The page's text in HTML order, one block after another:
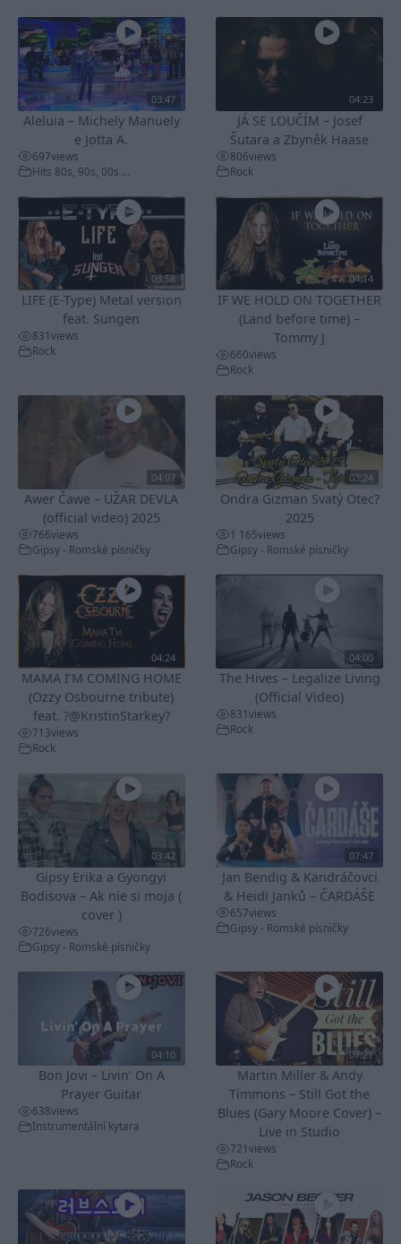
03:47
Aleluia – Michely Manuely
e Jotta A.
697views
Hits 80s, 90s, 00s ...
04:23
JÁ SE LOUČÍM – Josef
Šutara a Zbyněk Haase
806views
Rock
03:58
LIFE (E-Type) Metal version
feat. Sungen
831views
Rock
04:14
IF WE HOLD ON TOGETHER
(Land before time) –
Tommy J
660views
Rock
04:07
Awer Čawe – UŽAR DEVLA
(official video) 2025
766views
Gipsy - Romské písničky
03:24
Ondra Gizman Svatý Otec?
2025
1 165views
Gipsy - Romské písničky
04:24
MAMA I’M COMING HOME
(Ozzy Osbourne tribute)
feat. ?@KristinStarkey?
713views
Rock
04:00
The Hives – Legalize Living
(Official Video)
831views
Rock
03:42
Gipsy Erika a Gyongyi
Bodisova – Ak nie si moja (
cover )
726views
Gipsy - Romské písničky
07:47
Jan Bendig & Kandráčovci
& Heidi Janků – ČARDÁŠE
657views
Gipsy - Romské písničky
04:10
Bon Jovi – Livin’ On A
Prayer Guitar
638views
Instrumentální kytara
07:21
Martin Miller & Andy
Timmons – Still Got the
Blues (Gary Moore Cover) –
Live in Studio
721views
Rock